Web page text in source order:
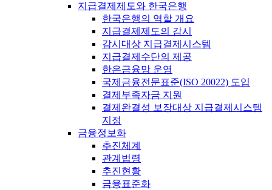
지급결제제도와 한국은행
한국은행의 역할 개요
지급결제제도의 감시
감시대상 지급결제시스템
지급결제수단의 제공
한은금융망 운영
국제금융전문표준(ISO 20022) 도입
결제부족자금 지원
결제완결성 보장대상 지급결제시스템
지정
금융정보화
추진체계
관계법령
추진현황
금융표준화